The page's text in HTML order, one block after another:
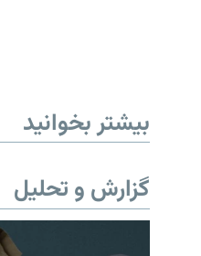
بیشتر بخوانید
گزارش و تحلیل